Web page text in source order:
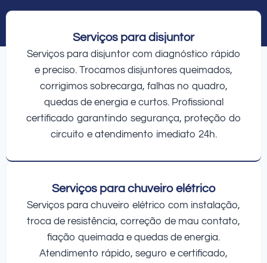
Serviços para disjuntor
Serviços para disjuntor com diagnóstico rápido
e preciso. Trocamos disjuntores queimados,
corrigimos sobrecarga, falhas no quadro,
quedas de energia e curtos. Profissional
certificado garantindo segurança, proteção do
circuito e atendimento imediato 24h.
Serviços para chuveiro elétrico
Serviços para chuveiro elétrico com instalação,
troca de resistência, correção de mau contato,
fiação queimada e quedas de energia.
Atendimento rápido, seguro e certificado,